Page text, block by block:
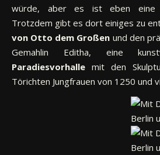
würde, aber es ist eben eine
Trotzdem gibt es dort einiges zu
von Otto dem Großen und den
Gemahlin Editha, eine
Paradiesvorhalle mit den
Törichten Jungfrauen von 1250 und